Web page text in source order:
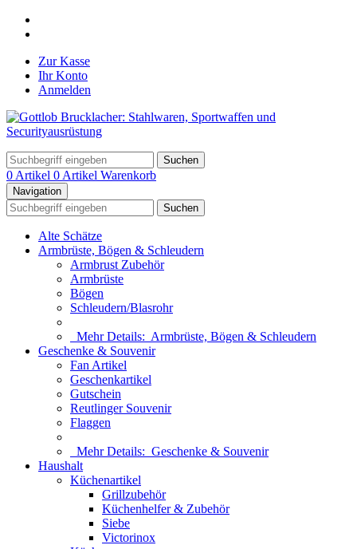
Zur Kasse
Ihr Konto
Anmelden
Suchen
0 Artikel 0 Artikel Warenkorb
Navigation
Suchen
Alte Schätze
Armbrüste, Bögen & Schleudern
Armbrust Zubehör
Armbrüste
Bögen
Schleudern/Blasrohr
Mehr Details: Armbrüste, Bögen & Schleudern
Geschenke & Souvenir
Fan Artikel
Geschenkartikel
Gutschein
Reutlinger Souvenir
Flaggen
Mehr Details: Geschenke & Souvenir
Haushalt
Küchenartikel
Grillzubehör
Küchenhelfer & Zubehör
Siebe
Victorinox